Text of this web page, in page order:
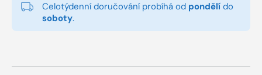
Celotýdenní doručování probíhá od pondělí do
soboty.